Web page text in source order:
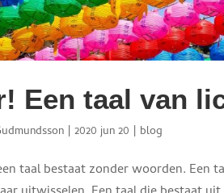
Een taal van
|2020 jun 20 | blog
taal bestaat zonder woorden. Een